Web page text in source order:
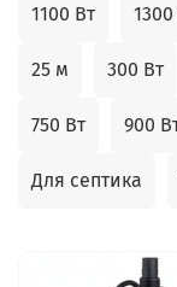
1100 Вт
25 м 300 Вт
750 Вт 900
Для септика